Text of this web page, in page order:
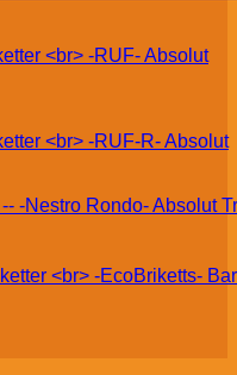
Absolut
Absolut
Absolut